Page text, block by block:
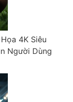
4K Siêu
Người Dùng